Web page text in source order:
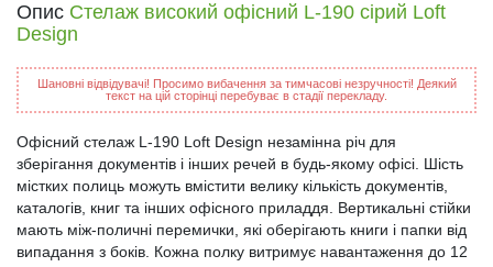
Опис Стелаж високий офісний L-190 сірий Loft
Design
Шановні відвідувачі! Просимо вибачення за тимчасові незручності! Деякий
текст на цій сторінці перебуває в стадії перекладу.
Офісний стелаж L-190 Loft Design незамінна річ для
зберігання документів і інших речей в будь-якому офісі. Шість
містких полиць можуть вмістити велику кількість документів,
каталогів, книг та інших офісного приладдя. Вертикальні стійки
мають між-поличні перемички, які оберігають книги і папки від
випадання з боків. Кожна полку витримує навантаження до 12